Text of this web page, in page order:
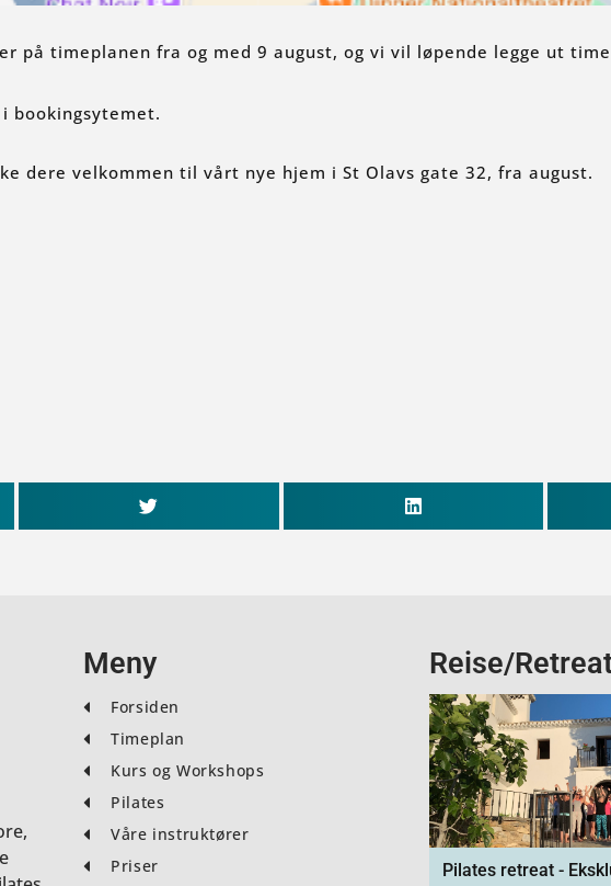
på timeplanen fra og med 9 august, og vi vil løpende legge ut
bookingsytemet.
dere velkommen til vårt nye hjem i St Olavs gate 32, fra august.
Meny
Forsiden
Timeplan
Kurs og Workshops
Pilates
Våre instruktører
Priser
Reise/
Pilates retreat -